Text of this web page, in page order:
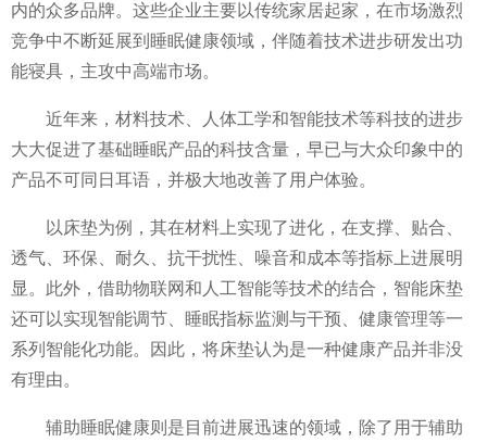
内的众多品牌。这些企业主要以传统家居起家，在市场激烈
竞争中不断延展到睡眠健康领域，伴随着技术进步研发出功
能寝具，主攻中高端市场。
近年来，材料技术、人体工学和智能技术等科技的进步
大大促进了基础睡眠产品的科技含量，早已与大众印象中的
产品不可同日耳语，并极大地改善了用户体验。
以床垫为例，其在材料上实现了进化，在支撑、贴合、
透气、环保、耐久、抗干扰性 、噪音和成本等指标上进展明
显。此外，借助物联网和人工智能等技术的结合，智能床垫
还可以实现智能调节、睡眠指标监测与干预、健康管理等一
系列智能化功能。因此，将床垫认为是一种健康产品并非没
有理由。
辅助睡眠健康则是目前进展迅速的领域，除了用于辅助